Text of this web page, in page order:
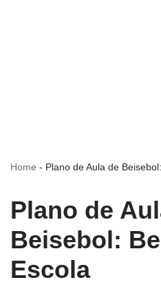
Home - Plano de Aula de
Plano de
Beisebol:
Escola